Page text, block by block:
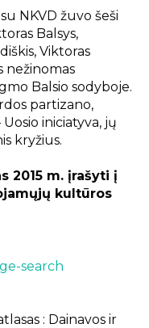
parodos
rajone
NKVD žuvo šeši
Balsys,
Viktoras
nežinomas
Balsio sodyboje.
partizano,
iniciatyva, jų
kryžius.
2015 m. įrašyti į
kultūros
search
: Dainavos ir